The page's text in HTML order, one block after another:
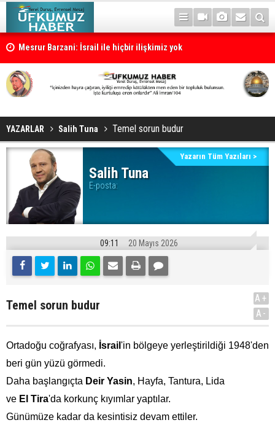
Mesrur Barzani: İsrail ile hiçbir ilişkimiz yok
Cevdet Yılmaz: Türkiye süreci tamamlanırsa Türkiye yeni bir
YAZARLAR Salih Tuna Temel sorun budur
Salih Tuna
E-posta:
Yazarın Tüm Yazıları >
09:11 20 Mayıs 2026
Temel sorun budur
A+
A-
Ortadoğu coğrafyası, İsrail 'in bölgeye yerleştirildiği 1948'den
beri gün yüzü görmedi.
Daha başlangıçta Deir Yasin, Hayfa, Tantura, Lida
ve El Tira'da korkunç kıyımlar yaptılar.
Günümüze kadar da kesintisiz devam ettiler.